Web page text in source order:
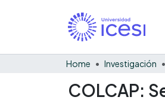
Home Investigación
COLCAP: